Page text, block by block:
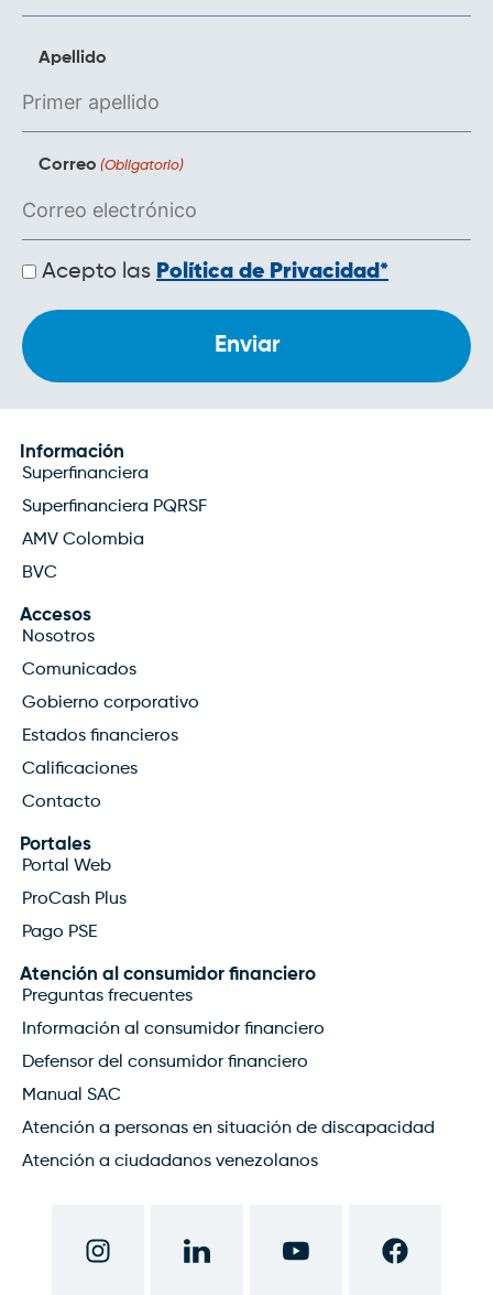
Apellido
Correo (Obligatorio)
Políticas
de
Acepto las Política de Privacidad*
Información
Superfinanciera
Superfinanciera PQRSF
AMV Colombia
BVC
Accesos
Nosotros
Comunicados
Gobierno corporativo
Estados financieros
Calificaciones
Contacto
Portales
Portal Web
ProCash Plus
Pago PSE
Atención al consumidor financiero
Preguntas frecuentes
Información al consumidor financiero
Defensor del consumidor financiero
Manual SAC
Atención a personas en situación de discapacidad
Atención a ciudadanos venezolanos